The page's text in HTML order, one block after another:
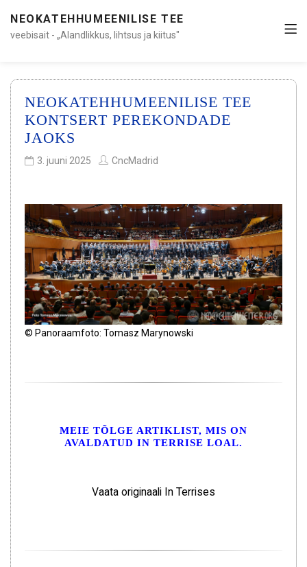
NEOKATEHHUMEENILISE TEE
veebisait - „Alandlikkus, lihtsus ja kiitus"
NEOKATEHHUMEENILISE TEE
KONTSERT PEREKONDADE
JAOKS
3. juuni 2025 CncMadrid
© Panoraamfoto: Tomasz Marynowski
MEIE TÕLGE ARTIKLIST, MIS ON
AVALDATUD IN TERRISE LOAL.
Vaata originaali In Terrises